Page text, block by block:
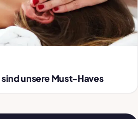
sind unsere Must-Haves